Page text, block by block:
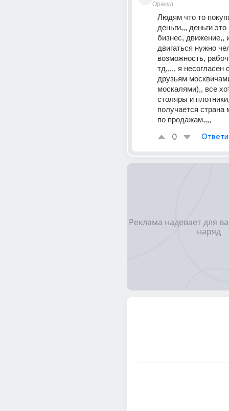
Оракул
Людям что то
деньги,,, деньги
бизнес, движение,,
двигаться нужно
возможность,
тд,,,,, я несогласен
друзьям
москалями),, все
столяры и
получается страна
по продажам,,,,
0